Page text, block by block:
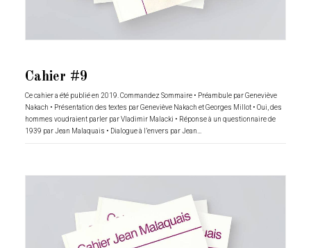
Cahier #9
Ce cahier a été publié en 2019. Commandez Sommaire • Préambule par Geneviève
Nakach • Présentation des textes par Geneviève Nakach et Georges Millot • Oui, des
hommes voudraient parler par Vladimir Malacki • Réponse à un questionnaire de
1939 par Jean Malaquais • Dialogue à l’envers par Jean…